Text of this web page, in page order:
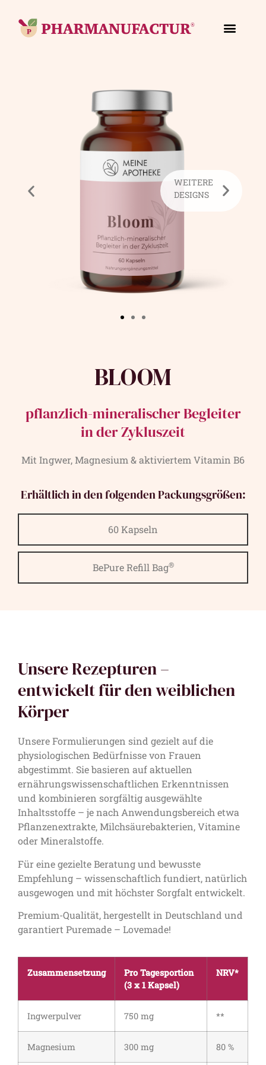
BLOOM
pflanzlich-mineralischer Begleiter
in der Zykluszeit
Mit Ingwer, Magnesium & aktiviertem Vitamin B6
Erhältlich in den folgenden Packungsgrößen:
60 Kapseln
BePure Refill Bag®
Unsere Rezepturen –
entwickelt für den weiblichen
Körper
Unsere Formulierungen sind gezielt auf die
physiologischen Bedürfnisse von Frauen
abgestimmt. Sie basieren auf aktuellen
ernährungswissenschaftlichen Erkenntnissen
und kombinieren sorgfältig ausgewählte
Inhaltsstoffe – je nach Anwendungsbereich etwa
Pflanzenextrakte, Milchsäurebakterien, Vitamine
oder Mineralstoffe.
Für eine gezielte Beratung und bewusste
Empfehlung – wissenschaftlich fundiert, natürlich
ausgewogen und mit höchster Sorgfalt entwickelt.
Premium-Qualität, hergestellt in Deutschland und
garantiert Puremade – Lovemade!
Zusammensetzung
Pro Tagesportion
(3 x 1 Kapsel)
NRV*
Ingwerpulver 750 mg **
Magnesium 300 mg 80 %